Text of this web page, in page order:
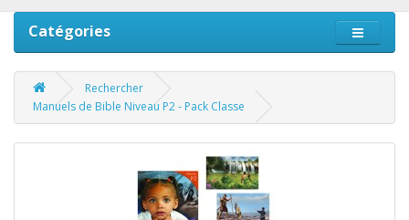
Catégories
Rechercher
Manuels de Bible Niveau P2 - Pack Classe